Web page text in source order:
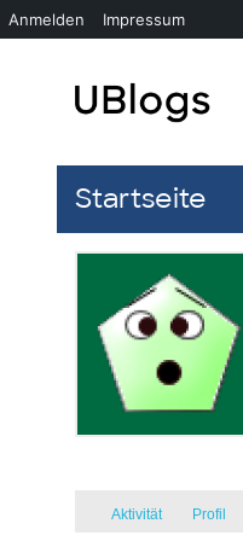
Startseite
Aktivität Profil
Anmelden Impressum